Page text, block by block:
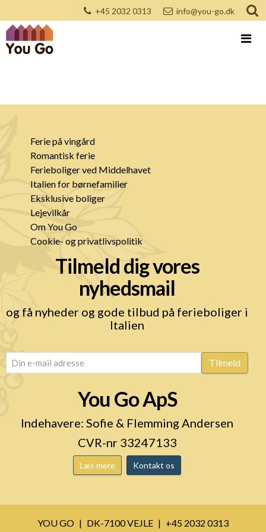
+45 2032 0313 info@you-go.dk
Ferie på vingård
Romantisk ferie
Ferieboliger ved Middelhavet
Italien for børnefamilier
Eksklusive boliger
Lejevilkår
Om You Go
Cookie- og privatlivspolitik
Tilmeld dig vores
nyhedsmail
og få nyheder og gode tilbud på ferieboliger i
Italien
email (Påkrævet) Tilmeld
You Go ApS
Indehavere: Sofie & Flemming Andersen
CVR-nr 33247133
Læs mere Kontakt os
YOU GO DK-7100 VEJLE
+45 2032 0313